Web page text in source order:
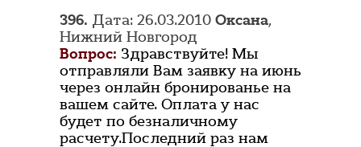
396. Дата: 26.03.2010 Оксана,
Нижний Новгород
Вопрос: Здравствуйте! Мы
отправляли Вам заявку на июнь
через онлайн бронированье на
вашем сайте. Оплата у нас
будет по безналичному
расчету.Последний раз нам